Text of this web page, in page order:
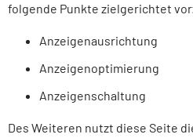
folgende Punkte zielgerichtet
Anzeigenausrichtung
Anzeigenoptimierung
Anzeigenschaltung
Des Weiteren nutzt diese Seite